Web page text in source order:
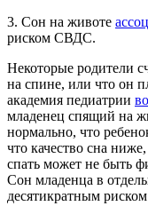
3. Сон на животе
риском СВДС.
Некоторые родители
на спине, или что он
академия педиатрии
младенец спящий на
нормально, что
что качество сна
спать может не быть
Сон младенца в
десятикратным